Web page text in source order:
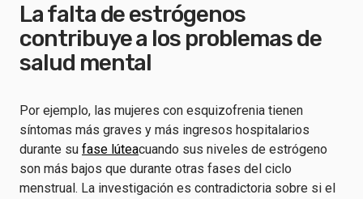
La falta de estrógenos
contribuye a los problemas de
salud mental
Por ejemplo, las mujeres con esquizofrenia tienen
síntomas más graves y más ingresos hospitalarios
durante su fase lúteacuando sus niveles de estrógeno
son más bajos que durante otras fases del ciclo
menstrual. La investigación es contradictoria sobre si el